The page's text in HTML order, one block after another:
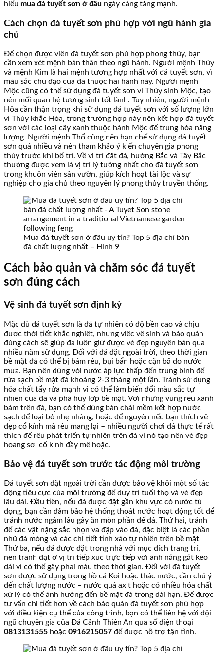
hiểu mua đá tuyết sơn ở đâu ngày càng tăng mạnh.
Cách chọn đá tuyết sơn phù hợp với ngũ hành gia
chủ
Để chọn được viên đá tuyết sơn phù hợp phong thủy, bạn
cần xem xét mệnh bản thân theo ngũ hành. Người mệnh Thủy
và mệnh Kim là hai mệnh tương hợp nhất với đá tuyết sơn, vì
màu sắc chủ đạo của đá thuộc hai hành này. Người mệnh
Mộc cũng có thể sử dụng đá tuyết sơn vì Thủy sinh Mộc, tạo
nên mối quan hệ tương sinh tốt lành. Tuy nhiên, người mệnh
Hỏa cần thận trọng khi sử dụng đá tuyết sơn với số lượng lớn
vì Thủy khắc Hỏa, trong trường hợp này nên kết hợp đá tuyết
sơn với các loại cây xanh thuộc hành Mộc để trung hòa năng
lượng. Người mệnh Thổ cũng nên hạn chế sử dụng đá tuyết
sơn quá nhiều và nên tham khảo ý kiến chuyên gia phong
thủy trước khi bố trí. Về vị trí đặt đá, hướng Bắc và Tây Bắc
thường được xem là vị trí lý tưởng nhất cho đá tuyết sơn
trong khuôn viên sân vườn, giúp kích hoạt tài lộc và sự
nghiệp cho gia chủ theo nguyên lý phong thủy truyền thống.
Mua đá tuyết sơn ở đâu uy tín? Top 5 địa chỉ bán
đá chất lượng nhất – Hình 9
Cách bảo quản và chăm sóc đá tuyết
sơn đúng cách
Vệ sinh đá tuyết sơn định kỳ
Mặc dù đá tuyết sơn là đá tự nhiên có độ bền cao và chịu
được thời tiết khắc nghiệt, nhưng việc vệ sinh và bảo quản
đúng cách sẽ giúp đá luôn giữ được vẻ đẹp nguyên bản qua
nhiều năm sử dụng. Đối với đá đặt ngoài trời, theo thời gian
bề mặt đá có thể bị bám rêu, bụi bẩn hoặc cặn bã do nước
mưa. Bạn nên dùng vòi nước áp lực thấp đến trung bình để
rửa sạch bề mặt đá khoảng 2-3 tháng một lần. Tránh sử dụng
hóa chất tẩy rửa mạnh vì có thể làm biến đổi màu sắc tự
nhiên của đá và phá hủy lớp bề mặt. Với những vùng rêu xanh
bám trên đá, bạn có thể dùng bàn chải mềm kết hợp nước
sạch để loại bỏ nhẹ nhàng, hoặc để nguyên nếu bạn thích vẻ
đẹp cổ kính mà rêu mang lại – nhiều người chơi đá thực tế rất
thích để rêu phát triển tự nhiên trên đá vì nó tạo nên vẻ đẹp
hoang sơ, cổ kính đầy mê hoặc.
Bảo vệ đá tuyết sơn trước tác động môi trường
Đá tuyết sơn đặt ngoài trời cần được bảo vệ khỏi một số tác
động tiêu cực của môi trường để duy trì tuổi thọ và vẻ đẹp
lâu dài. Đầu tiên, nếu đá được đặt gần khu vực có nước tù
đọng, bạn cần đảm bảo hệ thống thoát nước hoạt động tốt để
tránh nước ngâm lâu gây ăn mòn phần đế đá. Thứ hai, tránh
để các vật nặng sắc nhọn va đập vào đá, đặc biệt là các phần
nhũ đá mỏng và các chi tiết tinh xảo tự nhiên trên bề mặt.
Thứ ba, nếu đá được đặt trong nhà với mục đích trang trí,
nên tránh đặt ở vị trí tiếp xúc trực tiếp với ánh nắng gắt kéo
dài vì có thể gây phai màu theo thời gian. Đối với đá tuyết
sơn được sử dụng trong hồ cá Koi hoặc thác nước, cần chú ý
đến chất lượng nước – nước quá axit hoặc có nhiều hóa chất
xử lý có thể ảnh hưởng đến bề mặt đá trong dài hạn. Để được
tư vấn chi tiết hơn về cách bảo quản đá tuyết sơn phù hợp
với điều kiện cụ thể của công trình, bạn có thể liên hệ với đội
ngũ chuyên gia của Đá Cảnh Thiên An qua số điện thoại
0813131555 hoặc 0916215057 để được hỗ trợ tận tình.